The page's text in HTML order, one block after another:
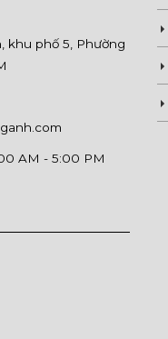
khu phố 5, Phường
AM - 5:00 PM